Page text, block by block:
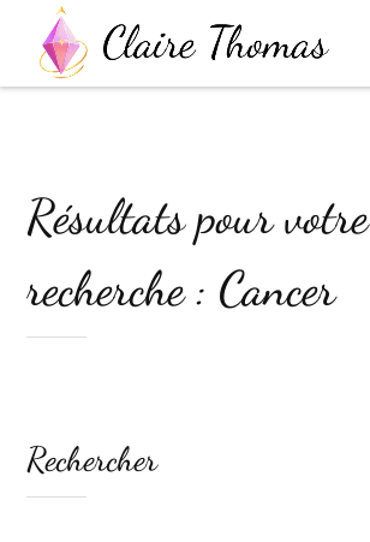
Résultats pour votre
recherche : Cancer
Rechercher